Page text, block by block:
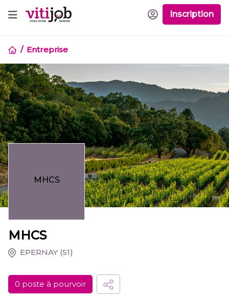
Inscription
Entreprise
MHCS
MHCS
EPERNAY (51)
0 poste à pourvoir